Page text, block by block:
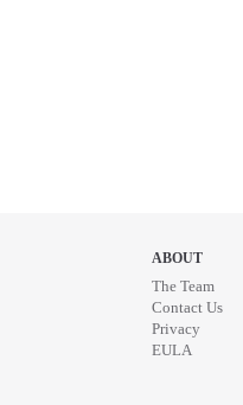
ABOUT
The Team
Contact Us
Privacy
EULA